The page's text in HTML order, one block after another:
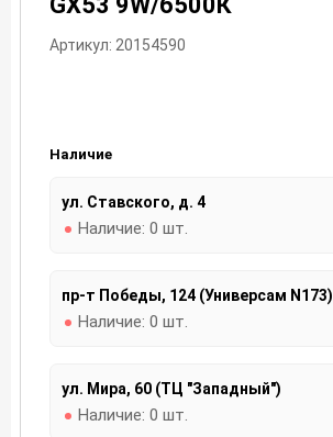
Артикул: 20154590
Наличие
ул. Ставского, д. 4
Наличие: 0 шт.
пр-т Победы, 124 (Универсам N173)
Наличие: 0 шт.
ул. Мира, 60 (ТЦ "Западный")
Наличие: 0 шт.